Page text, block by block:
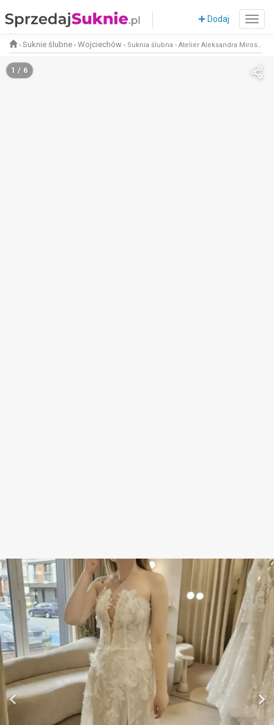
Dodaj
› Suknie ślubne › Wojciechów › Suknia ślubna - Atelier Aleksandra Mirosław (projekt indywidualny)
1 / 6